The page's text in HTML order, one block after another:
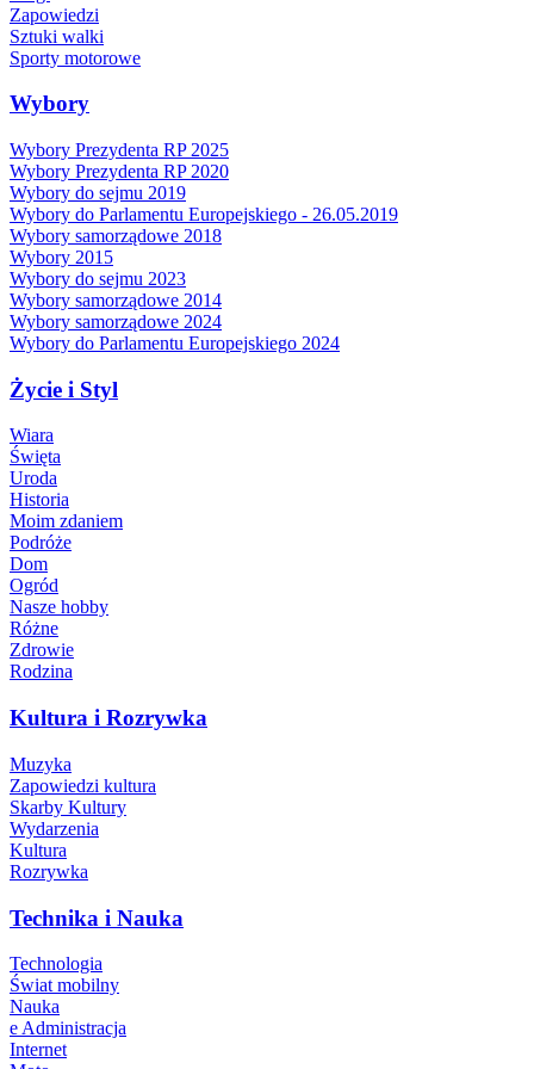
Zapowiedzi
Sztuki walki
Sporty motorowe
Wybory
Wybory Prezydenta RP 2025
Wybory Prezydenta RP 2020
Wybory do sejmu 2019
Wybory do Parlamentu Europejskiego - 26.05.2019
Wybory samorządowe 2018
Wybory 2015
Wybory do sejmu 2023
Wybory samorządowe 2014
Wybory samorządowe 2024
Wybory do Parlamentu Europejskiego 2024
Życie i Styl
Wiara
Święta
Uroda
Historia
Moim zdaniem
Podróże
Dom
Ogród
Nasze hobby
Różne
Zdrowie
Rodzina
Kultura i Rozrywka
Muzyka
Zapowiedzi kultura
Skarby Kultury
Wydarzenia
Kultura
Rozrywka
Technika i Nauka
Technologia
Świat mobilny
Nauka
e Administracja
Internet